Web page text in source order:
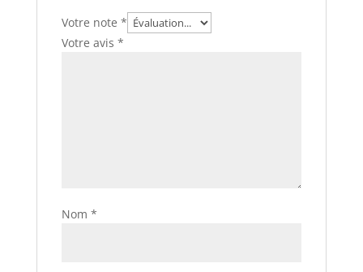
Votre note *
Votre avis *
Nom *